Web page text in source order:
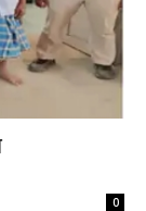
0